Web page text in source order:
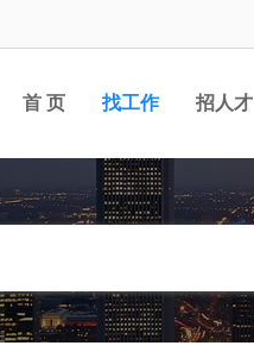
首 页 找工作 招人才